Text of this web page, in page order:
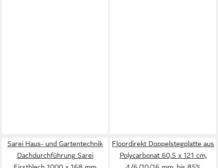
Sarei Haus- und Gartentechnik
Dachdurchführung Sarei
Floordirekt Doppelstegplatte aus
Polycarbonat 60,5 x 121 cm,